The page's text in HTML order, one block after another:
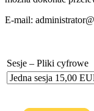
E-mail:
Sesje – Pliki cyfrowe